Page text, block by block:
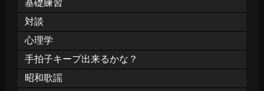
基礎練習
対談
心理学
手拍子キープ出来るかな？
昭和歌謡